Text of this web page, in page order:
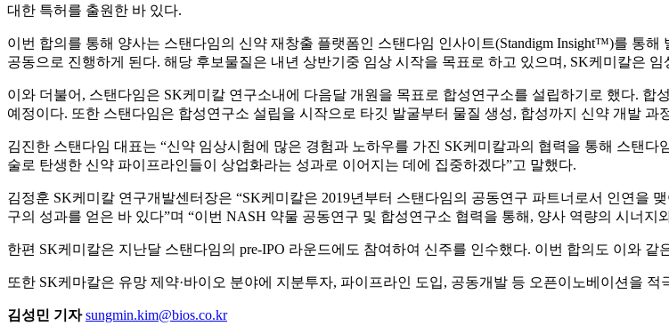
대한 특허를 출원한 바 있다.
이번 합의를 통해 양사는 스탠다임의 신약 재창출 플랫폼인 스탠다임 인사이트(Standigm Insight™)를 통해
공동으로 진행하게 된다. 해당 후보물질은 내년 상반기중 임상 시작을 목표로 하고 있으며, SK케미칼은
이와 더불어, 스탠다임은 SK케미칼 연구소내에 다음달 개원을 목표로 합성연구소를 설립하기로 했다.
예정이다. 또한 스탠다임은 합성연구소 설립을 시작으로 타깃 발굴부터 물질 생성, 합성까지 신약 개발 과
김진한 스탠다임 대표는 “신약 임상시험에 많은 경험과 노하우를 가진 SK케미칼과의 협력을 통해 스탠
술로 탄생한 신약 파이프라인들이 상업화라는 성과로 이어지는 데에 집중하겠다”고 말했다.
김정훈 SK케미칼 연구개발센터장은 “SK케미칼은 2019년부터 스탠다임의 공동연구 파트너로서 인연을
구의 성과를 얻은 바 있다”며 “이번 NASH 약물 공동연구 및 합성연구소 협력을 통해, 양사 역량의 시너
한편 SK케미칼은 지난달 스탠다임의 pre-IPO 라운드에도 참여하여 신주를 인수했다. 이번 합의도 이와
또한 SK케마칼은 유망 제약·바이오 분야에 지분투자, 파이프라인 도입, 공동개발 등 오픈이노베이션을
김성민 기자 sungmin.kim@bios.co.kr